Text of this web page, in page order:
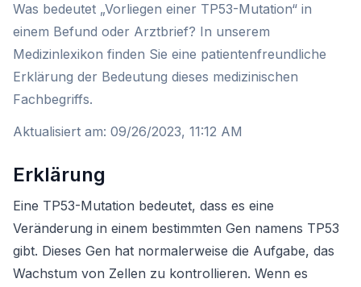
Was bedeutet „Vorliegen einer TP53-Mutation“ in
einem Befund oder Arztbrief? In unserem
Medizinlexikon finden Sie eine patientenfreundliche
Erklärung der Bedeutung dieses medizinischen
Fachbegriffs.
Aktualisiert am: 09/26/2023, 11:12 AM
Erklärung
Eine TP53-Mutation bedeutet, dass es eine
Veränderung in einem bestimmten Gen namens TP53
gibt. Dieses Gen hat normalerweise die Aufgabe, das
Wachstum von Zellen zu kontrollieren. Wenn es